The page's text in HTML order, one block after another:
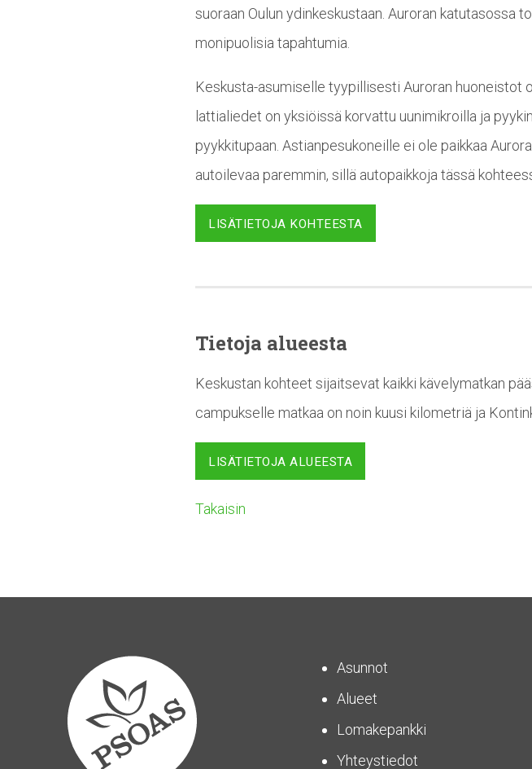
suoraan Oulun ydinkeskustaan. Auroran katutasossa
monipuolisia tapahtumia.
Keskusta-asumiselle tyypillisesti Auroran
lattialiedet on yksiöissä korvattu uunimikroilla ja
pyykkitupaan. Astianpesukoneille ei ole paikkaa
autoilevaa paremmin, sillä autopaikkoja tässä
LISÄTIETOJA KOHTEESTA
Tietoja alueesta
Keskustan kohteet sijaitsevat kaikki kävelymatkan
campukselle matkaa on noin kuusi kilometriä ja
LISÄTIETOJA ALUEESTA
Takaisin
Asunnot
Alueet
Lomakepankki
Yhteystiedot